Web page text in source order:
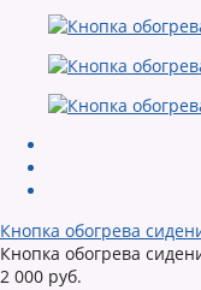
Кнопка обогрева
Кнопка обогрева
2 000 руб.